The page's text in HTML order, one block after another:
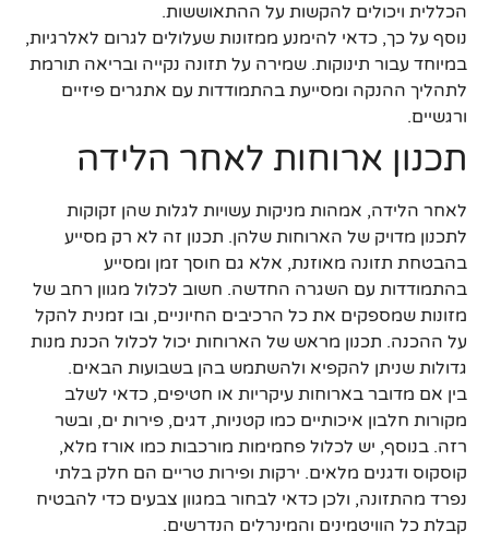
הכללית ויכולים להקשות על ההתאוששות.
נוסף על כך, כדאי להימנע ממזונות שעלולים לגרום לאלרגיות,
במיוחד עבור תינוקות. שמירה על תזונה נקייה ובריאה תורמת
לתהליך ההנקה ומסייעת בהתמודדות עם אתגרים פיזיים
ורגשיים.
תכנון ארוחות לאחר הלידה
לאחר הלידה, אמהות מניקות עשויות לגלות שהן זקוקות
לתכנון מדויק של הארוחות שלהן. תכנון זה לא רק מסייע
בהבטחת תזונה מאוזנת, אלא גם חוסך זמן ומסייע
בהתמודדות עם השגרה החדשה. חשוב לכלול מגוון רחב של
מזונות שמספקים את כל הרכיבים החיוניים, ובו זמנית להקל
על ההכנה. תכנון מראש של הארוחות יכול לכלול הכנת מנות
גדולות שניתן להקפיא ולהשתמש בהן בשבועות הבאים.
בין אם מדובר בארוחות עיקריות או חטיפים, כדאי לשלב
מקורות חלבון איכותיים כמו קטניות, דגים, פירות ים, ובשר
רזה. בנוסף, יש לכלול פחמימות מורכבות כמו אורז מלא,
קוסקוס ודגנים מלאים. ירקות ופירות טריים הם חלק בלתי
נפרד מהתזונה, ולכן כדאי לבחור במגוון צבעים כדי להבטיח
קבלת כל הוויטמינים והמינרלים הנדרשים.